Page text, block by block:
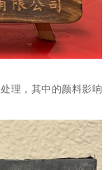
理，其中的颜料影响